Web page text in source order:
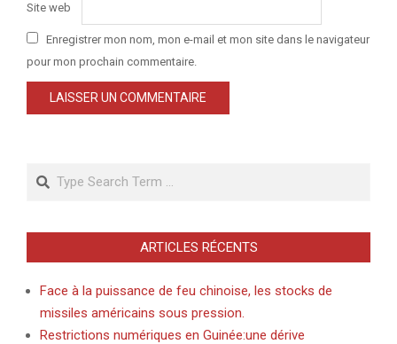
Site web
Enregistrer mon nom, mon e-mail et mon site dans le navigateur
pour mon prochain commentaire.
ARTICLES RÉCENTS
Face à la puissance de feu chinoise, les stocks de
missiles américains sous pression.
Restrictions numériques en Guinée:une dérive